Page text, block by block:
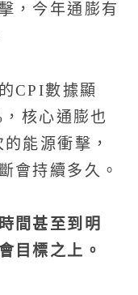
，今年通膨有
CPI數據顯
核心通膨也
能源衝擊，
會持續多久。
間甚至到明
目標之上。